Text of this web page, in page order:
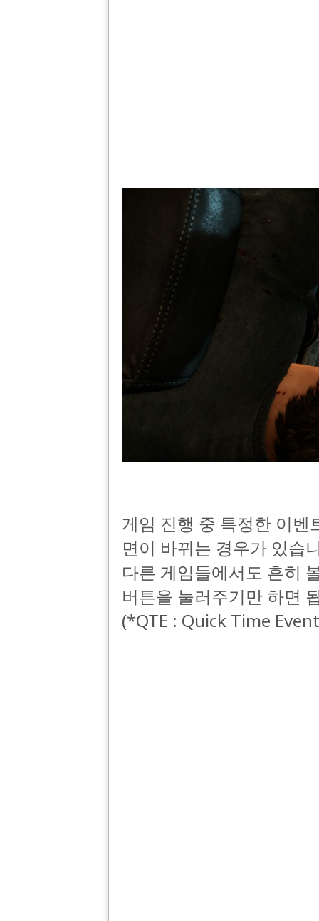
게임 진행 중 특정한 이벤
면이 바뀌는 경우가 있습
다른 게임들에서도 흔히
버튼을 눌러주기만 하면
(*QTE : Quick Time